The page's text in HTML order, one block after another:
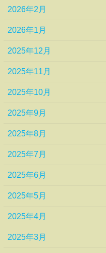
2026年2月
2026年1月
2025年12月
2025年11月
2025年10月
2025年9月
2025年8月
2025年7月
2025年6月
2025年5月
2025年4月
2025年3月